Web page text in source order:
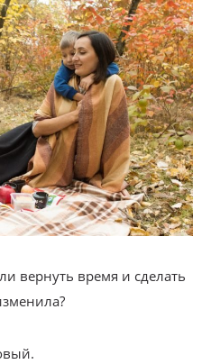
вернуть время и сделать